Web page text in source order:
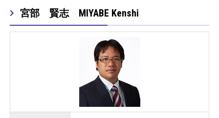
宮部 賢志 MIYABE Kenshi